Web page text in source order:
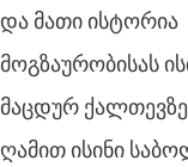
და მათი ისტორია
მოგზაურობისას
მაცდურ
ღამით ისინი